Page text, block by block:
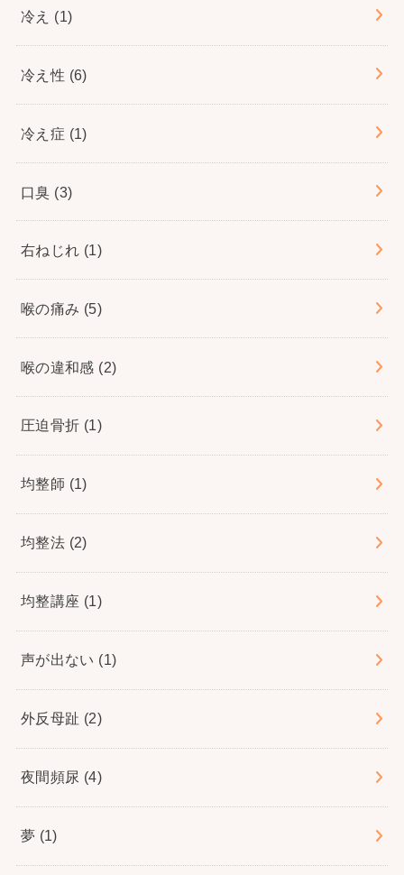
冷え (1)
冷え性 (6)
冷え症 (1)
口臭 (3)
右ねじれ (1)
喉の痛み (5)
喉の違和感 (2)
圧迫骨折 (1)
均整師 (1)
均整法 (2)
均整講座 (1)
声が出ない (1)
外反母趾 (2)
夜間頻尿 (4)
夢 (1)